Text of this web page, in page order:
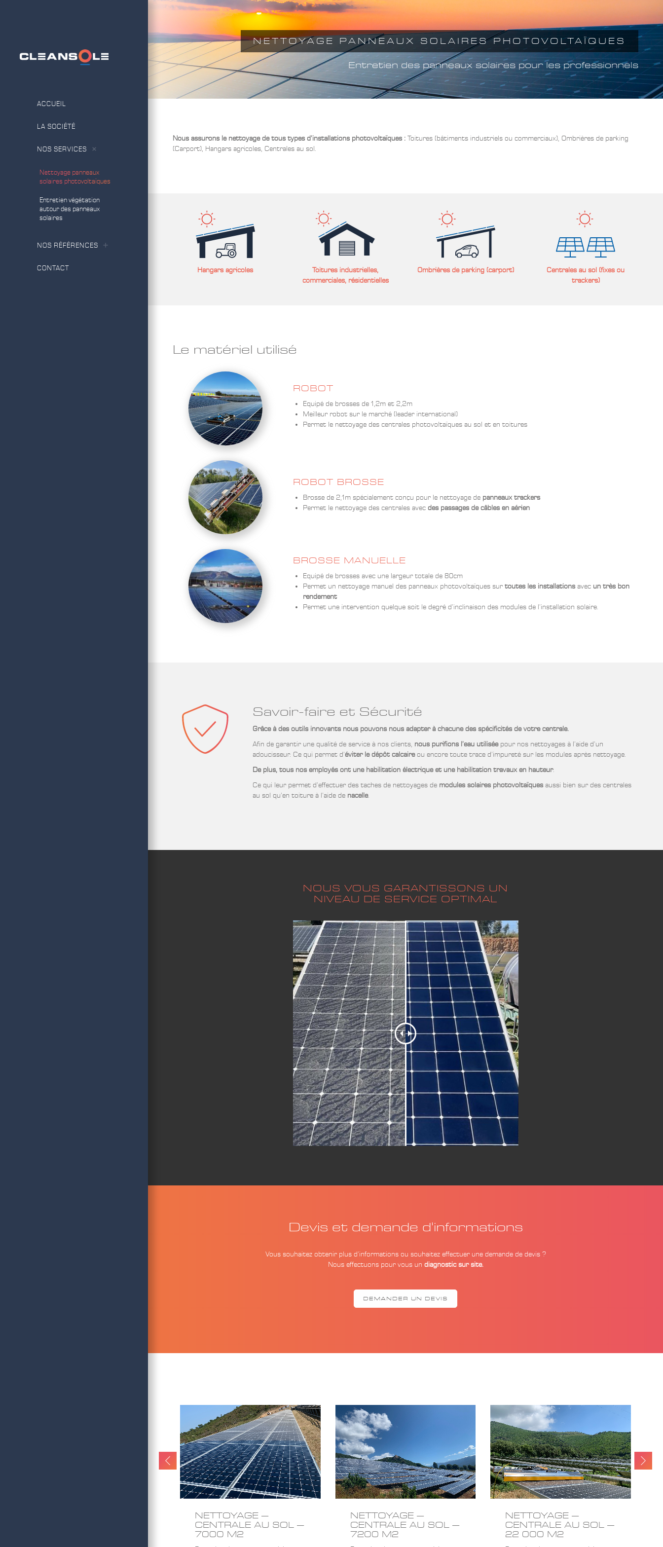
ACCUEIL
LA SOCIÉTÉ
NOS SERVICES
Nettoyage panneaux
solaires photovoltaïques
Entretien végétation
autour des panneaux
solaires
NOS RÉFÉRENCES
CONTACT
NETTOYAGE PANNEAUX SOLAIRES PHOTOVOLTAÏQUES
Entretien des panneaux solaires pour les professionnels
Nous assurons le nettoyage de tous types d’installations photovoltaïques : Toitures (bâtiments industriels ou commerciaux), Ombrières de parking
(Carport), Hangars agricoles, Centrales au sol.
Hangars agricoles
Toitures industrielles,
commerciales, résidentielles
Ombrières de parking (carport)
Centrales au sol (fixes ou
trackers)
Le matériel utilisé
ROBOT
Equipé de brosses de 1,2m et 2,2m
Meilleur robot sur le marché (leader international)
Permet le nettoyage des centrales photovoltaïques au sol et en toitures
ROBOT BROSSE
Brosse de 2,1m spécialement conçu pour le nettoyage de panneaux trackers
Permet le nettoyage des centrales avec des passages de câbles en aérien
BROSSE MANUELLE
Equipé de brosses avec une largeur totale de 80cm
Permet un nettoyage manuel des panneaux photovoltaïques sur toutes les installationsavec un très bon
rendement
Permet une intervention quelque soit le degré d’inclinaison des modules de l’installation solaire.
Savoir-faire et Sécurité
Grâce à des outils innovants nous pouvons nous adapter à chacune des spécificités de votre centrale.
Afin de garantir une qualité de service à nos clients, nous purifions l’eau utiliséepour nos nettoyages à l’aide d’un
adoucisseur. Ce qui permet d’éviter le dépôt calcaireou encore toute trace d’impureté sur les modules après nettoyage.
De plus, tous nos employés ont une habilitation électrique et une habilitation travaux en hauteur.
Ce qui leur permet d’effectuer des taches de nettoyages de modules solaires photovoltaïques aussi bien sur des centrales
au sol qu’en toiture à l’aide de nacelle.
NOUS VOUS GARANTISSONS UN
NIVEAU DE SERVICE OPTIMAL
Devis et demande d'informations
Vous souhaitez obtenir plus d’informations ou souhaitez effectuer une demande de devis ?
Nous effectuons pour vous un diagnostic sur site.
DEMANDER UN DEVIS
NETTOYAGE –
CENTRALE AU SOL –
7000 M2
NETTOYAGE –
CENTRALE AU SOL –
7200 M2
NETTOYAGE –
CENTRALE AU SOL –
22 000 M2